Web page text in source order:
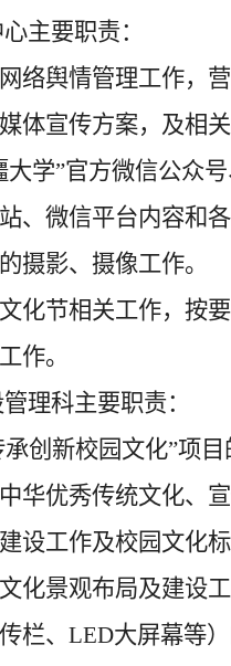
主要职责：
络舆情管理工作，
体宣传方案， 及相
大学”官方微信公众
、微信平台内容和各
摄影、摄像工作。
化节相关工作，按
作。
理科主要职责：
承创新校园文化”项目
华优秀传统文化、
设工作及校园文化
化景观布局及建设工
栏、LED大屏幕等